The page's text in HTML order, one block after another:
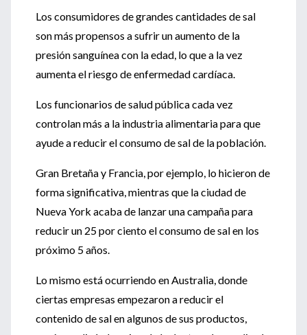
Los consumidores de grandes cantidades de sal
son más propensos a sufrir un aumento de la
presión sanguínea con la edad, lo que a la vez
aumenta el riesgo de enfermedad cardíaca.
Los funcionarios de salud pública cada vez
controlan más a la industria alimentaria para que
ayude a reducir el consumo de sal de la población.
Gran Bretaña y Francia, por ejemplo, lo hicieron de
forma significativa, mientras que la ciudad de
Nueva York acaba de lanzar una campaña para
reducir un 25 por ciento el consumo de sal en los
próximo 5 años.
Lo mismo está ocurriendo en Australia, donde
ciertas empresas empezaron a reducir el
contenido de sal en algunos de sus productos,